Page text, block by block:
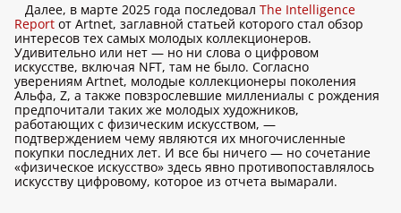
Далее, в марте 2025 года последовал The Intelligence
Report от Artnet, заглавной статьей которого стал обзор
интересов тех самых молодых коллекционеров.
Удивительно или нет — но ни слова о цифровом
искусстве, включая NFT, там не было. Согласно
уверениям Artnet, молодые коллекционеры поколения
Альфа, Z, а также повзрослевшие миллениалы с рождения
предпочитали таких же молодых художников,
работающих с физическим искусством, —
подтверждением чему являются их многочисленные
покупки последних лет. И все бы ничего — но сочетание
«физическое искусство» здесь явно противопоставлялось
искусству цифровому, которое из отчета вымарали.